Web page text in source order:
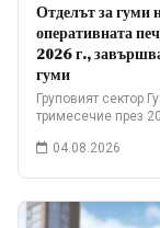
Отделът за гуми
оперативната
2026 г.,
гуми
Груповият сектор
тримесечие през
04.08.2026